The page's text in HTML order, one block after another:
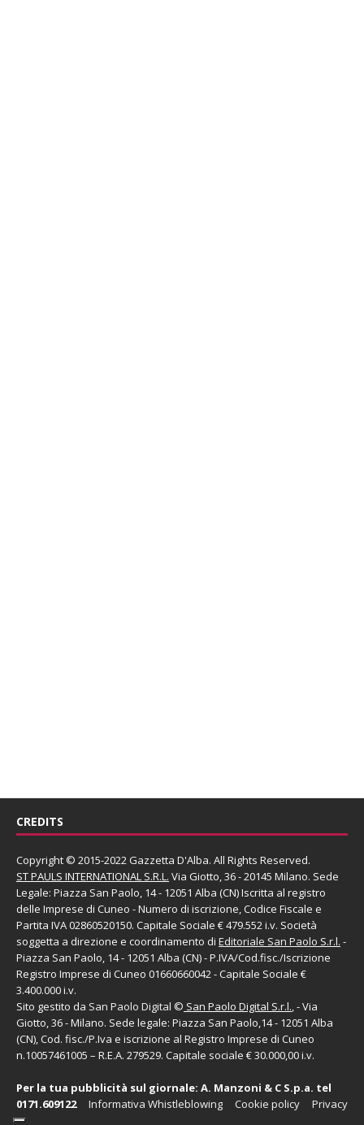
CREDITS
Copyright © 2015-2022 Gazzetta D'Alba. All Rights Reserved.
ST PAULS INTERNATIONAL S.R.L. Via Giotto, 36 - 20145 Milano. Sede
Legale: Piazza San Paolo, 14 - 12051 Alba (CN) Iscritta al registro
delle Imprese di Cuneo - Numero di iscrizione, Codice Fiscale e
Partita IVA 02860520150. Capitale Sociale € 479.552 i.v. Società
soggetta a direzione e coordinamento di Editoriale San Paolo S.r.l. -
Piazza San Paolo, 14 - 12051 Alba (CN) - P.IVA/Cod.fisc./Iscrizione
Registro Imprese di Cuneo 01660660042 - Capitale Sociale €
3.400.000 i.v.
Sito gestito da San Paolo Digital © San Paolo Digital S.r.l., - Via
Giotto, 36 - Milano. Sede legale: Piazza San Paolo,14 - 12051 Alba
(CN), Cod. fisc./P.Iva e iscrizione al Registro Imprese di Cuneo
n.10057461005 – R.E.A. 279529. Capitale sociale € 30.000,00 i.v.
Per la tua pubblicità sul giornale: A. Manzoni & C S.p.a. tel
0171.609122
Privacy
Cookie policy
Informativa Whistleblowing